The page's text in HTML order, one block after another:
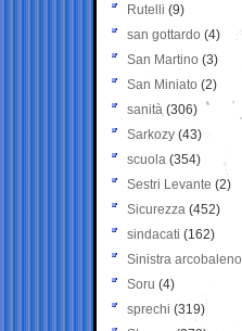
Rutelli (9)
san gottardo (4)
San Martino (3)
San Miniato (2)
sanità (306)
Sarkozy (43)
scuola (354)
Sestri Levante (2)
Sicurezza (452)
sindacati (162)
Sinistra arcobaleno
Soru (4)
sprechi (319)